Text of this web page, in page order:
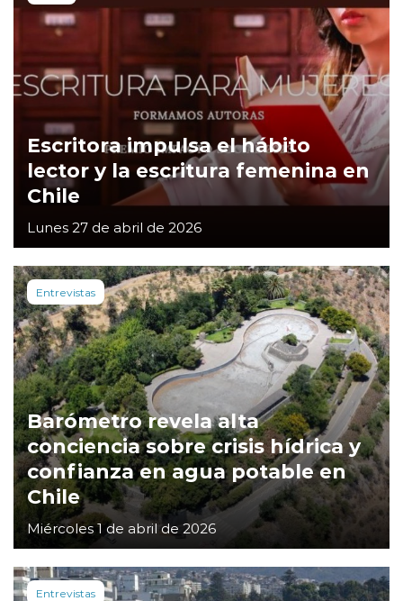
Escritora impulsa el hábito
lector y la escritura femenina en
Chile
Lunes 27 de abril de 2026
Entrevistas
Barómetro revela alta
conciencia sobre crisis hídrica y
confianza en agua potable en
Chile
Miércoles 1 de abril de 2026
Entrevistas